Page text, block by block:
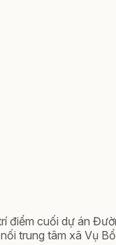
điểm cuối dự án
trung tâm xã Vụ